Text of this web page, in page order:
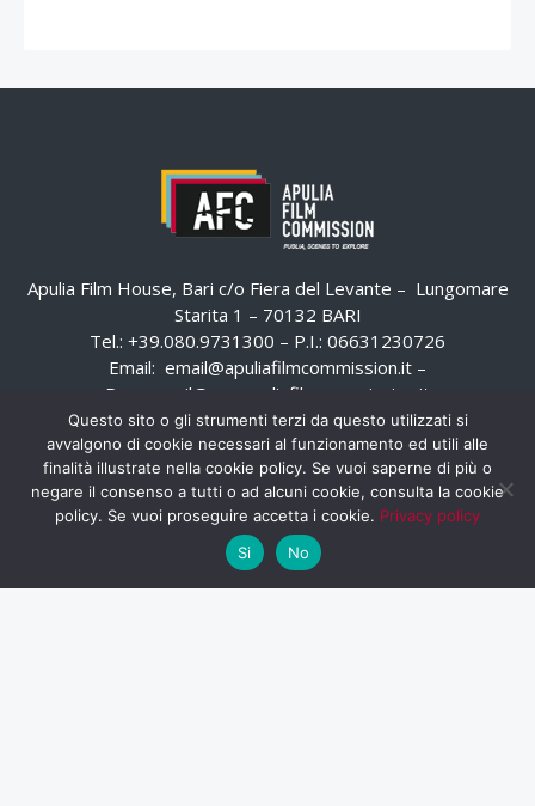
Apulia Film House, Bari c/o Fiera del Levante – Lungomare
Starita 1 – 70132 BARI
Tel.: +39.080.9731300 – P.I.: 06631230726
Email: email@apuliafilmcommission.it –
Pec:
email@pec.apuliafilmcommission.it
Questo sito o gli strumenti terzi da questo utilizzati si
avvalgono di cookie necessari al funzionamento ed utili alle
finalità illustrate nella cookie policy. Se vuoi saperne di più o
negare il consenso a tutti o ad alcuni cookie, consulta la cookie
policy. Se vuoi proseguire accetta i cookie. Privacy policy
Si
No